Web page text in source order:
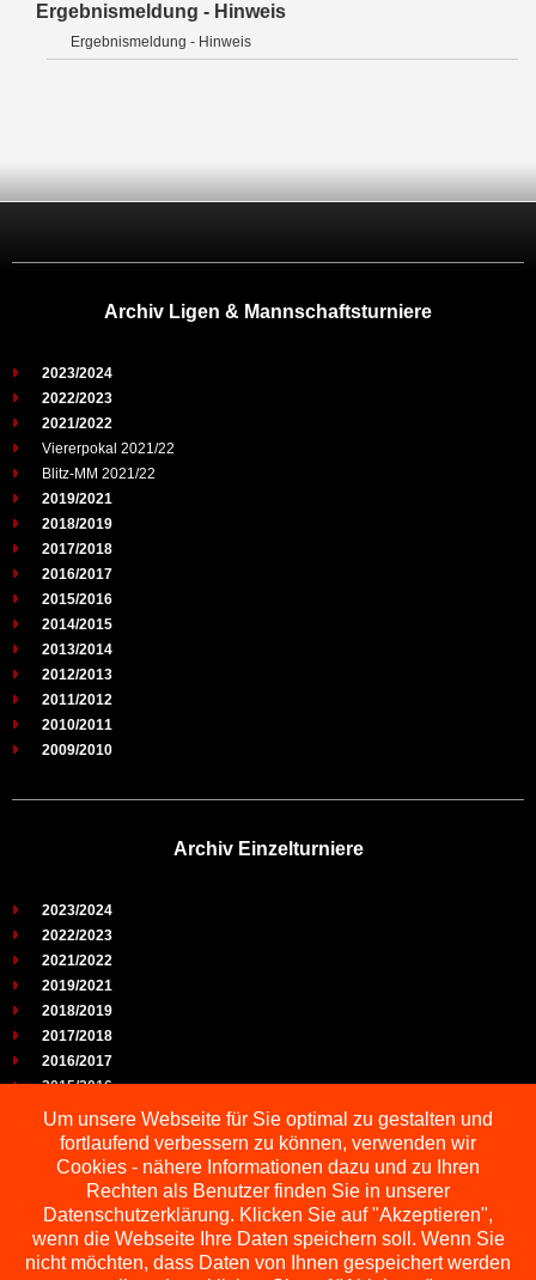
Ergebnismeldung - Hinweis
Ergebnismeldung - Hinweis
Archiv Ligen & Mannschaftsturniere
2023/2024
2022/2023
2021/2022
Viererpokal 2021/22
Blitz-MM 2021/22
2019/2021
2018/2019
2017/2018
2016/2017
2015/2016
2014/2015
2013/2014
2012/2013
2011/2012
2010/2011
2009/2010
Archiv Einzelturniere
2023/2024
2022/2023
2021/2022
2019/2021
2018/2019
2017/2018
2016/2017
2015/2016
2014/2015
2013/2014
2012/2013
2011/2012
2010/2011
2009/2010
Um unsere Webseite für Sie optimal zu gestalten und
fortlaufend verbessern zu können, verwenden wir
Cookies - nähere Informationen dazu und zu Ihren
Rechten als Benutzer finden Sie in unserer
Datenschutzerklärung. Klicken Sie auf "Akzeptieren",
wenn die Webseite Ihre Daten speichern soll. Wenn Sie
nicht möchten, dass Daten von Ihnen gespeichert werden